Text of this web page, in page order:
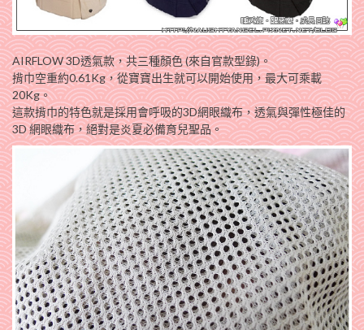
AIRFLOW 3D透氣款，共三種顏色 (來自官款型錄)。
揹巾空重約0.61Kg，從寶寶出生就可以開始使用，最大可乘載
20Kg。
這款揹巾的特色就是採用會呼吸的3D網眼織布，透氣與彈性極佳的
3D 網眼織布，絕對是炎夏必備育兒聖品。